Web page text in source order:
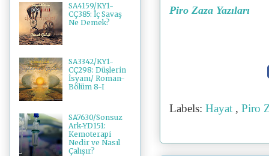
Piro Zaza Yazıları
Labels: Hayat , Piro
SA4159/KY1-
CÇ385: İç Savaş
Ne Demek?
SA3342/KY1-
CÇ298: Düşlerin
İsyanı/ Roman-
Bölüm 8-I
SA7630/Sonsuz
Ark-YD151:
Kemoterapi
Nedir ve Nasıl
Çalışır?